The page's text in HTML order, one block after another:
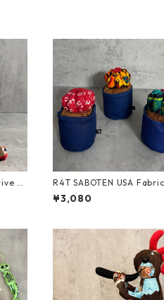
R4T SABOTEN USA
nd/ Mサイズ
¥3,080